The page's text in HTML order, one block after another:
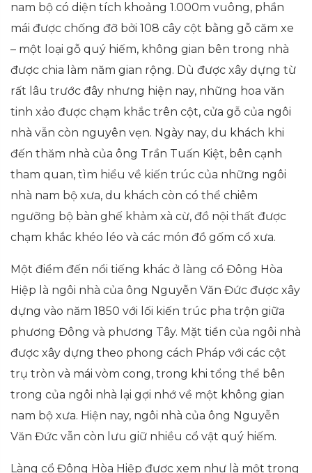
nam bộ có diện tích khoảng 1.000m vuông, phần
mái được chống đỡ bởi 108 cây cột bằng gỗ căm xe
– một loại gỗ quý hiếm, không gian bên trong nhà
được chia làm năm gian rộng. Dù được xây dựng từ
rất lâu trước đây nhưng hiện nay, những hoa văn
tinh xảo được chạm khắc trên cột, cửa gỗ của ngôi
nhà vẫn còn nguyên vẹn. Ngày nay, du khách khi
đến thăm nhà của ông Trần Tuấn Kiệt, bên cạnh
tham quan, tìm hiểu về kiến trúc của những ngôi
nhà nam bộ xưa, du khách còn có thể chiêm
ngưỡng bộ bàn ghế khảm xà cừ, đồ nội thất được
chạm khắc khéo léo và các món đồ gốm cổ xưa.
Một điểm đến nổi tiếng khác ở làng cổ Đông Hòa
Hiệp là ngôi nhà của ông Nguyễn Văn Đức được xây
dựng vào năm 1850 với lối kiến trúc pha trộn giữa
phương Đông và phương Tây. Mặt tiền của ngôi nhà
được xây dựng theo phong cách Pháp với các cột
trụ tròn và mái vòm cong, trong khi tổng thể bên
trong của ngôi nhà lại gợi nhớ về một không gian
nam bộ xưa. Hiện nay, ngôi nhà của ông Nguyễn
Văn Đức vẫn còn lưu giữ nhiều cổ vật quý hiếm.
Làng cổ Đông Hòa Hiệp được xem như là một trong